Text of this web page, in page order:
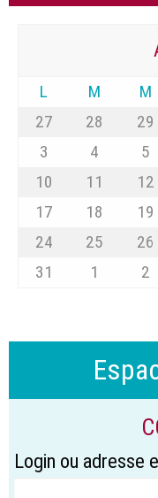
L M M
27
28 29
3
4 5
10
11 12
17
18 19
24
25 26
31
1 2
Login ou adresse